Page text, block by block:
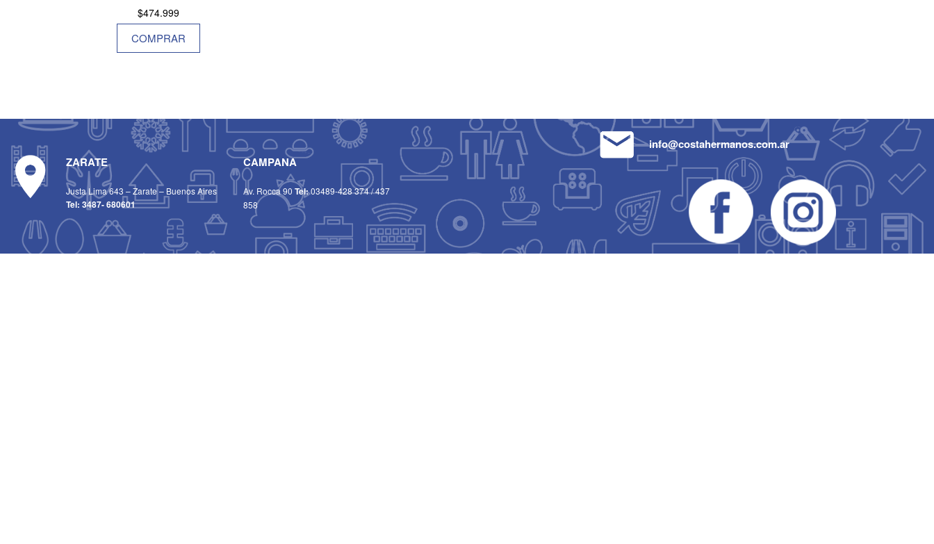
$474.999
COMPRAR
ZARATE
Justa Lima 643 – Zarate – Buenos Aires
Tel: 3487- 680601
CAMPANA
Av. Rocca 90Tel:03489-428 374/437
858
info@costahermanos.com.ar